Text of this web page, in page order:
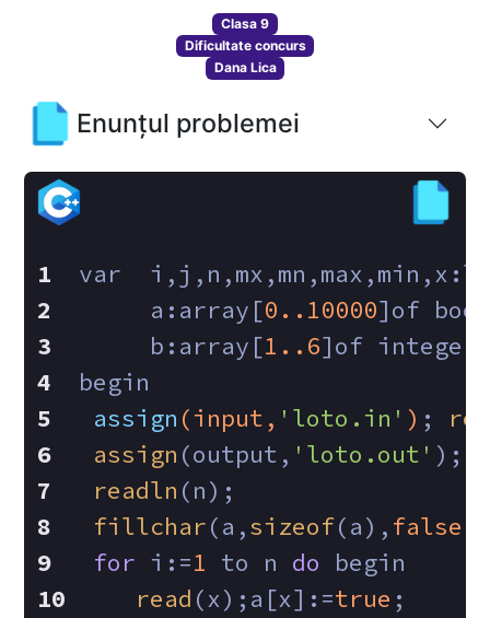
Clasa 9
Dificultate concurs
Dana Lica
Enunțul problemei
var
     a:array[
0. .10000]of
     b:array[
1. .6]of
begin
assign (input, 'loto.in' ) ;
assign (output, 'loto.out' );
readln (n);
fillchar(a,sizeof(a), false
for i:=1 to n do begin
read (x);a[x]:=true ;